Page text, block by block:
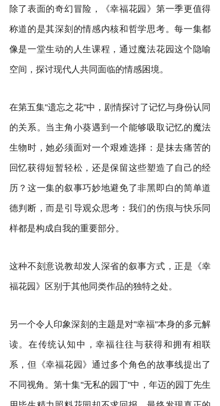
除了表面的奇幻冒险，《幸福花园》第一季更值得
称道的是其深刻的情感内核和哲学思考。每一集都
像是一堂生动的人生课程，通过魔法花园这个隐喻
空间，探讨现代人共同面临的情感困境。
在第五集"遗忘之花"中，剧情探讨了记忆与身份认同
的关系。当主角小葵遇到一个能够吸取记忆的魔法
生物时，她必须面对一个艰难选择：是抹去痛苦的
回忆获得短暂轻松，还是保留这些塑造了自己的经
历？这一集的叙事巧妙地避免了非黑即白的简单道
德判断，而是引导观众思考：我们的伤痕与快乐同
样都是构成自我的重要部分。
这种不刻意说教却发人深省的叙事方式，正是《幸
福花园》区别于其他同类作品的独特之处。
另一个令人印象深刻的主题是对"幸福"本身的多元解
读。在传统认知中，幸福往往与获得和拥有相联
系，但《幸福花园》通过多个角色的故事线提出了
不同视角。第十集"无私的园丁"中，年迈的园丁先生